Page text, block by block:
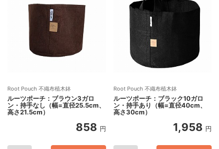
Root Pouch 不織布植木鉢
ルーツポーチ：ブラウン3ガロ
ン・持手なし（幅=直径25.5cm、
高さ21.5cm）
858 円
Root Pouch 不織布植木鉢
ルーツポーチ：ブラック10ガロ
ン・持手あり（幅=直径40cm、
高さ30cm）
1,958 円